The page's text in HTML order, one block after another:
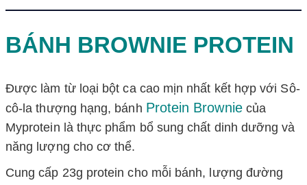
BÁNH BROWNIE PROTEIN
Được làm từ loại bột ca cao mịn nhất kết hợp với Sô-
cô-la thượng hạng, bánh Protein Browniecủa
Myprotein là thực phẩm bổ sung chất dinh dưỡng và
năng lượng cho cơ thể.
Cung cấp 23g protein cho mỗi bánh, lượng đường